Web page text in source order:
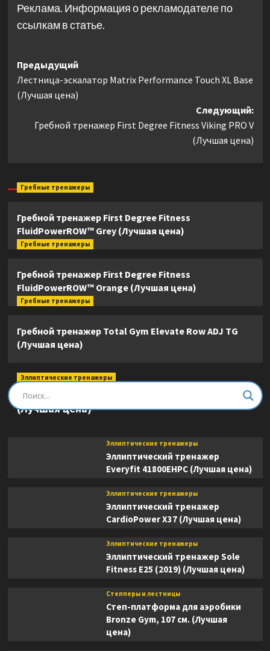
Реклама. Информация о рекламодателе по
ссылкам в статье.
Навигация
записи
Предыдущий
Лестница-эскалатор Matrix Performance Touch XL Base
(Лучшая цена)
Следующий:
Гребной тренажер First Degree Fitness Viking PRO V
(Лучшая цена)
Гребные тренажеры
Гребной тренажер First Degree Fitness
FluidPowerROW™ Grey (Лучшая цена)
Гребные тренажеры
Гребной тренажер First Degree Fitness
FluidPowerROW™ Orange (Лучшая цена)
Гребные тренажеры
Гребной тренажер Total Gym Elevate Row ADJ TG
(Лучшая цена)
Эллиптические тренажеры
Эллиптический тренажер DFC E8745T
(Лучшая цена)
Эллиптические тренажеры
Эллиптический тренажер
Everyfit 41800EHPC (Лучшая цена)
Эллиптические тренажеры
Эллиптический тренажер
CardioPower X37 (Лучшая цена)
Эллиптические тренажеры
Эллиптический тренажер Sole
Fitness E25 (2019) (Лучшая цена)
Степперы и лестницы
Степ-платформа для аэробики
Bronze Gym, 107 см. (Лучшая
цена)